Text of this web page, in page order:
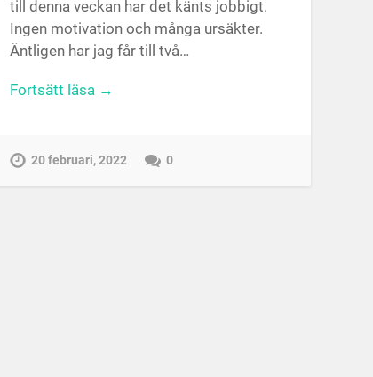
till denna veckan har det känts jobbigt.
Ingen motivation och många ursäkter.
Äntligen har jag får till två…
Fortsätt läsa →
20 februari, 2022 0